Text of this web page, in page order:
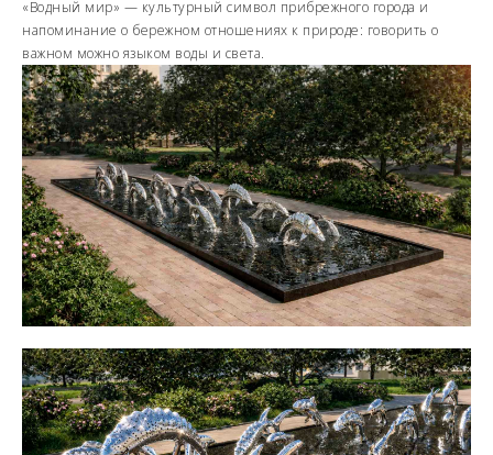
«Водный мир» — культурный символ прибрежного города и
напоминание о бережном отношениях к природе: говорить о
важном можно языком воды и света.